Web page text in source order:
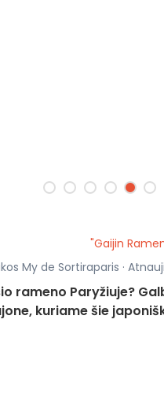
"Gaijin
My de Sortiraparis ·
rameno Paryžiuje?
kuriame šie